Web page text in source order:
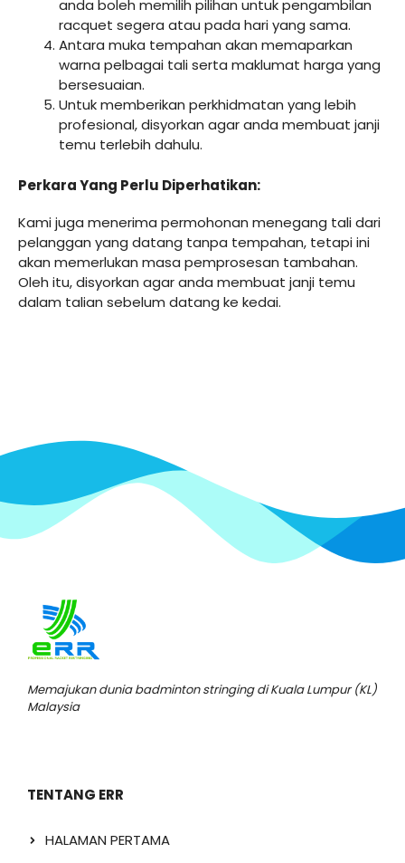
anda boleh memilih pilihan untuk pengambilan
racquet segera atau pada hari yang sama.
Antara muka tempahan akan memaparkan
warna pelbagai tali serta maklumat harga yang
bersesuaian.
Untuk memberikan perkhidmatan yang lebih
profesional, disyorkan agar anda membuat janji
temu terlebih dahulu.
Perkara Yang Perlu Diperhatikan:
Kami juga menerima permohonan menegang tali dari
pelanggan yang datang tanpa tempahan, tetapi ini
akan memerlukan masa pemprosesan tambahan.
Oleh itu, disyorkan agar anda membuat janji temu
dalam talian sebelum datang ke kedai.
Memajukan dunia badminton stringing di Kuala Lumpur (KL)
Malaysia
TENTANG ERR
HALAMAN PERTAMA